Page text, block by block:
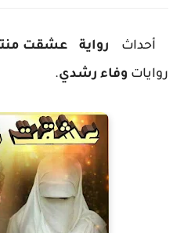
أحداث روايةعشقت
روايات وفاء رشدي.